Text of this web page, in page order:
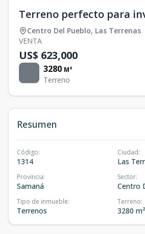
Terreno perfecto para
Centro Del Pueblo, Las Terrenas
VENTA
US$ 623,000
3280 M²
Terreno
Resumen
Código:
1314
Ciudad:
Las
Provincia:
Samaná
Sector:
Centro
Tipo de inmueble:
Terrenos
Terreno:
3280 m²